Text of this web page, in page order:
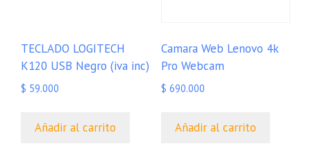
TECLADO LOGITECH
K120 USB Negro (iva inc)
$ 59.000
Añadir al carrito
Camara Web Lenovo 4k
Pro Webcam
$ 690.000
Añadir al carrito